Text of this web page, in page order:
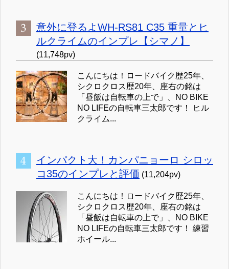
意外に登るよWH-RS81 C35 重量とヒ
ルクライムのインプレ【シマノ】
(11,748pv)
こんにちは！ロードバイク歴25年、
シクロクロス歴20年、座右の銘は
「昼飯は自転車の上で」、NO BIKE
NO LIFEの自転車三太郎です！ ヒル
クライム...
インパクト大！カンパニョーロ シロッ
コ35のインプレと評価 (11,204pv)
こんにちは！ロードバイク歴25年、
シクロクロス歴20年、座右の銘は
「昼飯は自転車の上で」、NO BIKE
NO LIFEの自転車三太郎です！ 練習
ホイール...